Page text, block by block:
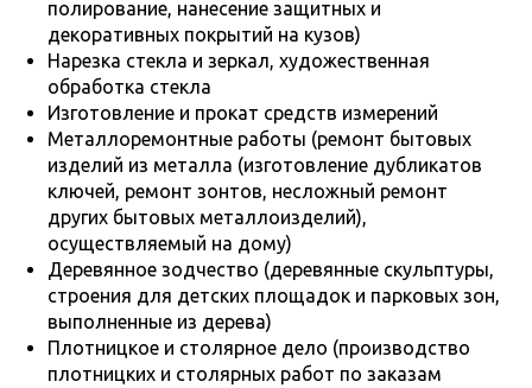
полирование, нанесение защитных и
декоративных покрытий на кузов)
Нарезка стекла и зеркал, художественная
обработка стекла
Изготовление и прокат средств измерений
Металлоремонтные работы (ремонт бытовых
изделий из металла (изготовление дубликатов
ключей, ремонт зонтов, несложный ремонт
других бытовых металлоизделий),
осуществляемый на дому)
Деревянное зодчество (деревянные скульптуры,
строения для детских площадок и парковых зон,
выполненные из дерева)
Плотницкое и столярное дело (производство
плотницких и столярных работ по заказам